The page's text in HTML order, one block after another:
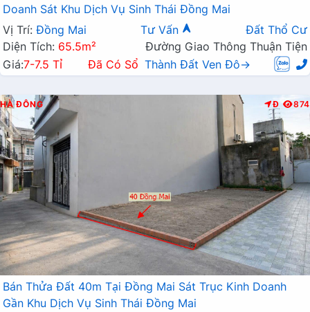
Doanh Sát Khu Dịch Vụ Sinh Thái Đồng Mai
Vị Trí: Đồng Mai Tư Vấn
Đất Thổ Cư
Diện Tích: 65.5m²
Đường Giao Thông Thuận Tiện
Giá:7-7.5 Tỉ Đã Có Sổ Thành Đất Ven Đô→
HÀ ĐÔNG Đ 874
Bán Thửa Đất 40m Tại Đồng Mai Sát Trục Kinh Doanh
Gần Khu Dịch Vụ Sinh Thái Đồng Mai